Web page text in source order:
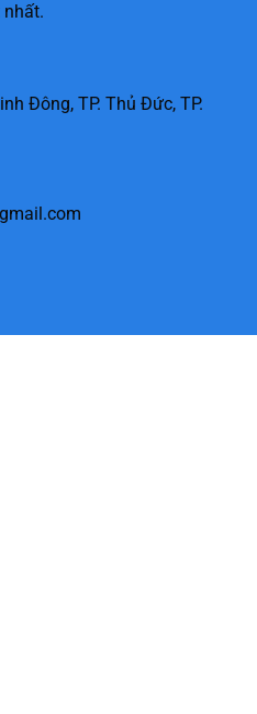
Đông, TP. Thủ Đức, TP.